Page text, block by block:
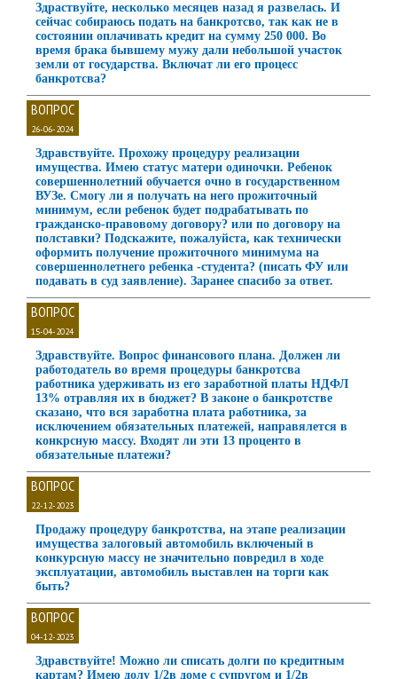
Здраствуйте, несколько месяцев назад я развелась. И
сейчас собираюсь подать на банкротсво, так как не в
состоянии оплачивать кредит на сумму 250 000. Во
время брака бывшему мужу дали небольшой участок
земли от государства. Включат ли его процесс
банкротсва?
ВОПРОС
26-06-2024
Здравствуйте. Прохожу процедуру реализации
имущества. Имею статус матери одиночки. Ребенок
совершеннолетний обучается очно в государственном
ВУЗе. Смогу ли я получать на него прожиточный
минимум, если ребенок будет подрабатывать по
гражданско-правовому договору? или по договору на
полставки? Подскажите, пожалуйста, как технически
оформить получение прожиточного минимума на
совершеннолетнего ребенка -студента? (писать ФУ или
подавать в суд заявление). Заранее спасибо за ответ.
ВОПРОС
15-04-2024
Здравствуйте. Вопрос финансового плана. Должен ли
работодатель во время процедуры банкротсва
работника удерживать из его заработной платы НДФЛ
13% отравляя их в бюджет? В законе о банкротстве
сказано, что вся заработна плата работника, за
исключением обязательных платежей, направялется в
конкрсную массу. Входят ли эти 13 проценто в
обязательные платежи?
ВОПРОС
22-12-2023
Продажу процедуру банкротства, на этапе реализации
имущества залоговый автомобиль включеный в
конкурсную массу не значительно повредил в ходе
эксплуатации, автомобиль выставлен на торги как
быть?
ВОПРОС
04-12-2023
Здравствуйте! Можно ли списать долги по кредитным
картам? Имею долу 1/2в доме с супругом и 1/2в